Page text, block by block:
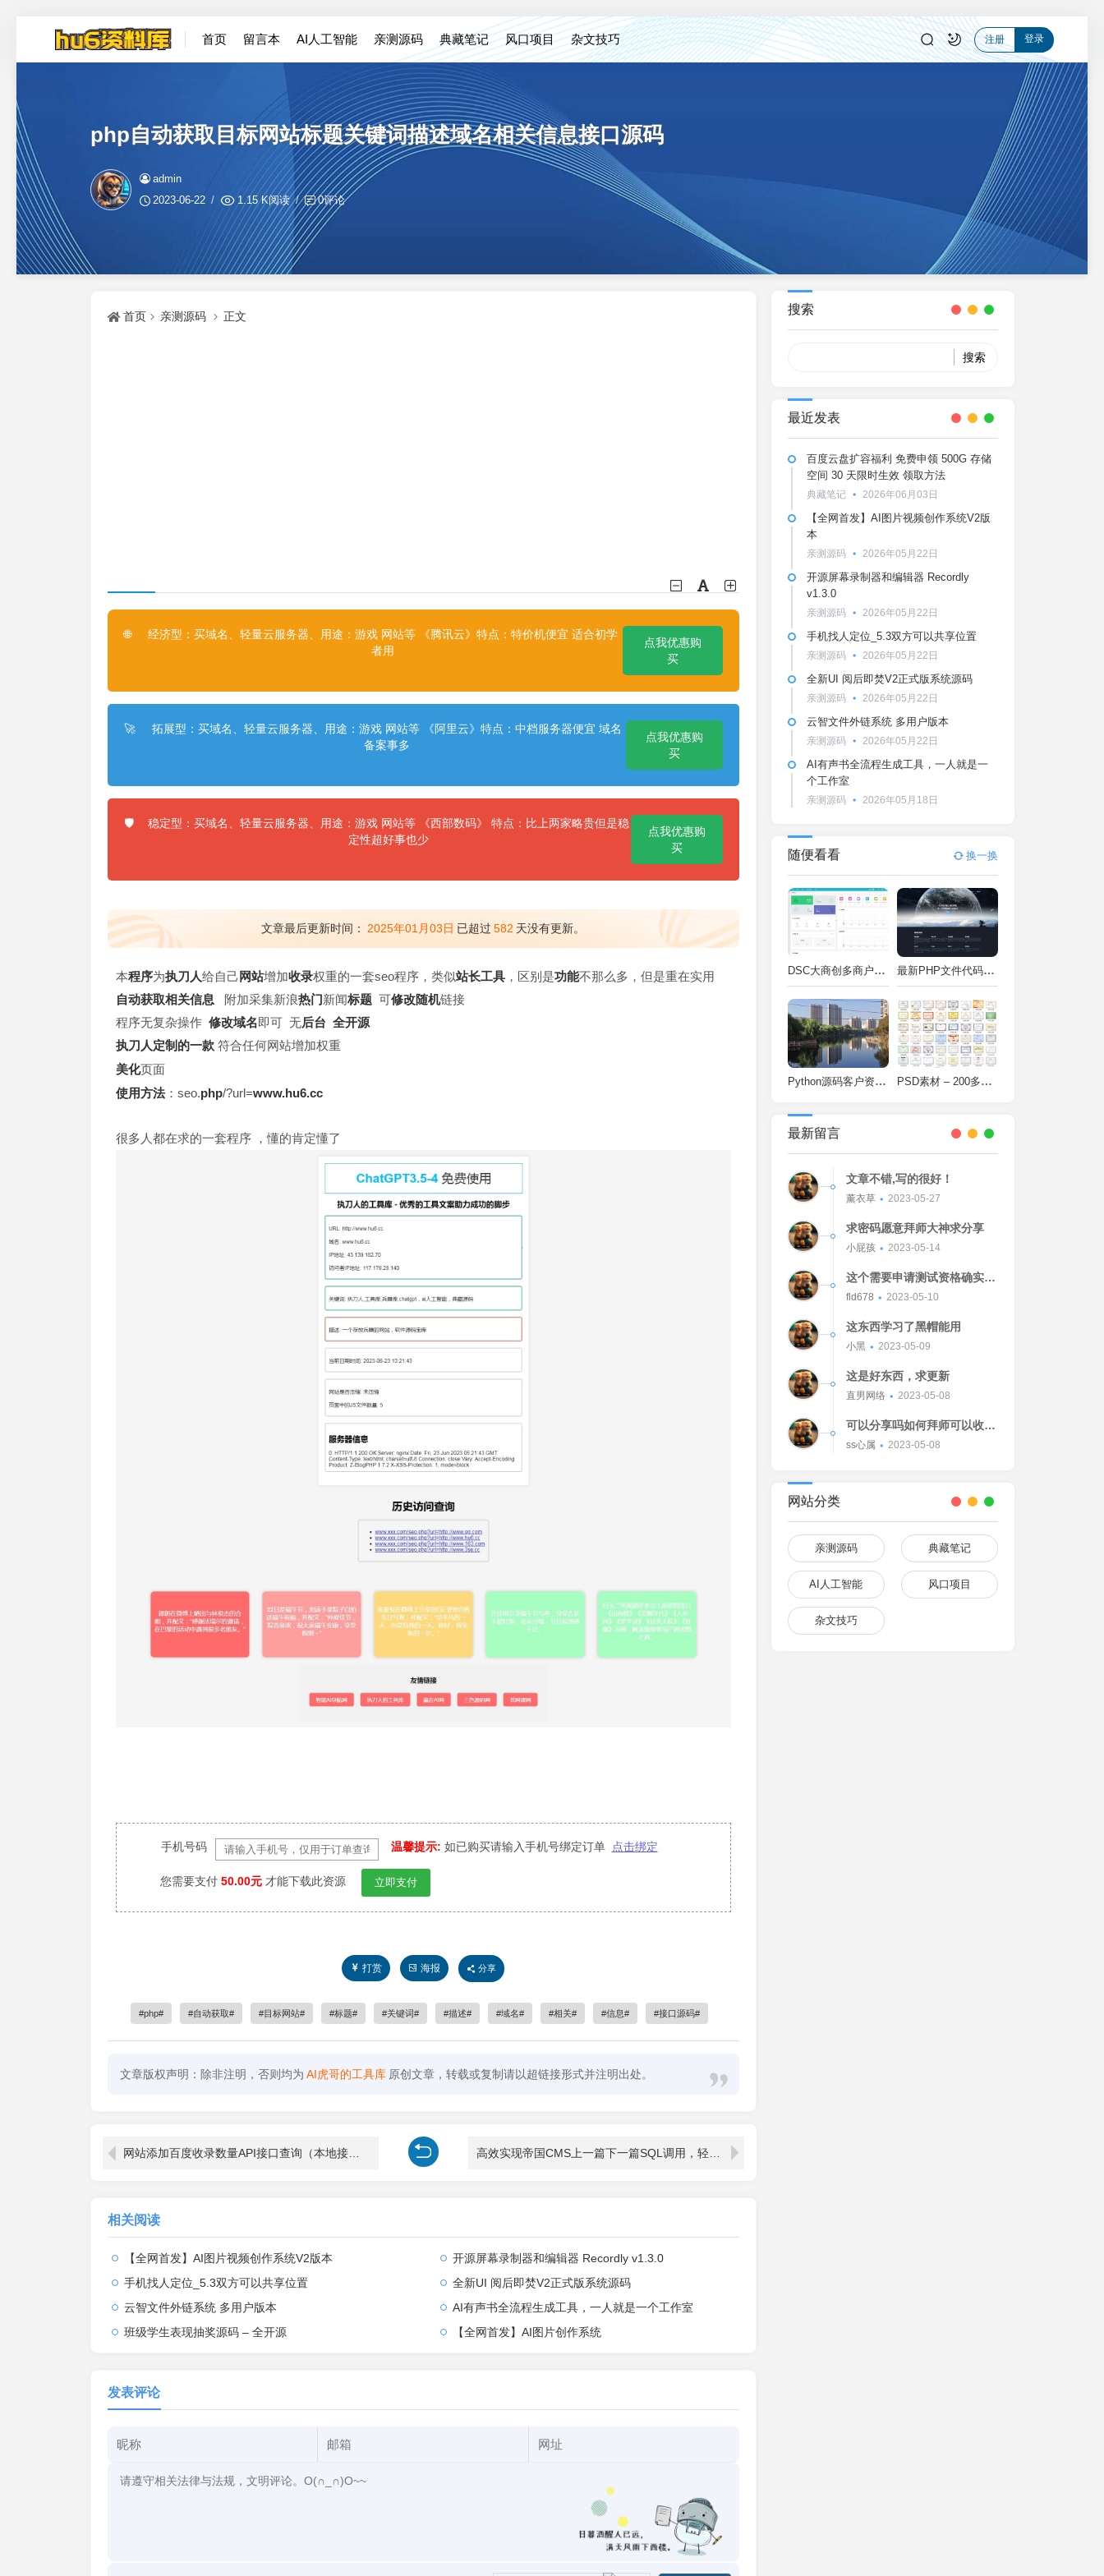
首页 留言本 AI人工智能 亲测源码 典藏笔记 风口项目 杂文技巧 注册 登录
php自动获取目标网站标题关键词描述域名相关信息接口源码
admin
2023-06-22
1.15 K阅读 0评论
首页 亲测源码 正文
🌐
经济型：买域名、轻量云服务器、用途：游戏 网站等 《腾讯云》特点：特价机便宜 适合初学
者用
点我优惠购
买
🚀
拓展型：买域名、轻量云服务器、用途：游戏 网站等 《阿里云》特点：中档服务器便宜 域名
备案事多
点我优惠购
买
🛡️
稳定型：买域名、轻量云服务器、用途：游戏 网站等 《西部数码》 特点：比上两家略贵但是稳
定性超好事也少
点我优惠购
买
文章最后更新时间： 2025年01月03日 已超过 582 天没有更新。
本程序为执刀人给自己 网站增加收录权重的一套seo程序，类似站长工具，区别是功能不那么多，但是重在实用
自动获取相关信息 附加采集新浪热门新闻标题可修改随机链接
程序无复杂操作 修改域名即可 无后台 全开源
执刀人定制 的一款符合任何网站增加权重
美化页面
使用方法：seo.php/?url=www.hu6.cc
很多人都在求的一套程序 ，懂的肯定懂了
手机号码 温馨提示: 如已购买请输入手机号绑定订单 点击绑定
您需要支付 50.00元才能下载此资源 立即支付
打赏 海报 分享
php 自动获取 目标网站 标题 关键词 描述 域名 相关 信息 接口源码
文章版权声明：除非注明，否则均为 AI虎哥的工具库 原创文章，转载或复制请以超链接形式并注明出处。
网站添加百度收录数量API接口查询（本地接口）教程
相关阅读
【全网首发】AI图片视频创作系统V2版本
开源屏幕录制器和编辑器 Recordly v1.3.0
手机找人定位_5.3双方可以共享位置
全新UI 阅后即焚V2正式版系统源码
云智文件外链系统 多用户版本
AI有声书全流程生成工具，一人就是一个工作室
班级学生表现抽奖源码 – 全开源
【全网首发】AI图片创作系统
发表评论
搜索
最近发表
百度云盘扩容福利 免费申领 500G 存储
空间 30 天限时生效 领取方法
典藏笔记 2026年06月03日
【全网首发】AI图片视频创作系统V2版
本
亲测源码 2026年05月22日
开源屏幕录制器和编辑器 Recordly
v1.3.0
亲测源码 2026年05月22日
手机找人定位_5.3双方可以共享位置
亲测源码 2026年05月22日
全新UI 阅后即焚V2正式版系统源码
亲测源码 2026年05月22日
云智文件外链系统 多用户版本
亲测源码 2026年05月22日
AI有声书全流程生成工具，一人就是一
个工作室
亲测源码 2026年05月18日
随便看看 换一换
DSC大商创多商户电商系统完整部署教程（附PHP7.4/PHP8兼容修复方案） 最新PHP文件代码加密系统 在线PHP加密系统 全开源 亲测可用
Python源码客户资料管理系统V2.2一键运行 PSD素材 – 200多种类型证书PSD源码
最新留言
文章不错,写的很好！
薰衣草 2023-05-27
求密码愿意拜师大神求分享
小屁孩 2023-05-14
这个需要申请测试资格确实不
错的东西
fld678 2023-05-10
这东西学习了黑帽能用
小黑 2023-05-09
这是好东西，求更新
直男网络 2023-05-08
可以分享吗如何拜师可以收我
吗[Watermelon]
ss心属 2023-05-08
网站分类
亲测源码 典藏笔记
AI人工智能 风口项目
杂文技巧